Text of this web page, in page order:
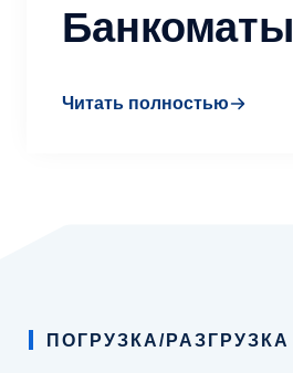
Банкоматы
Читать полностью
ПОГРУЗКА/РАЗГРУЗКА